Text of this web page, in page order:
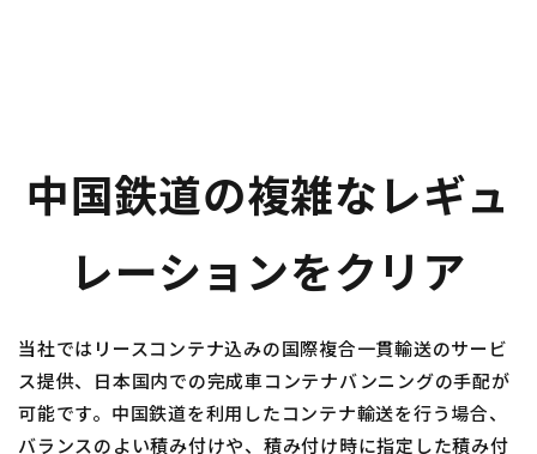
中国鉄道の複雑なレギュ
レーションをクリア
当社ではリースコンテナ込みの国際複合一貫輸送のサービ
ス提供、日本国内での完成車コンテナバンニングの手配が
可能です。中国鉄道を利用したコンテナ輸送を行う場合、
バランスのよい積み付けや、積み付け時に指定した積み付